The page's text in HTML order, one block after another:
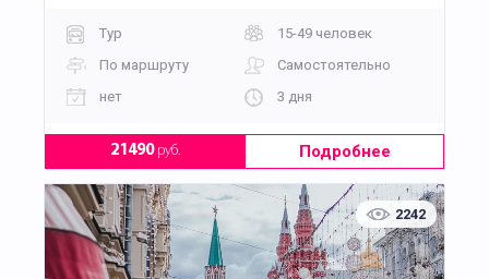
Тур
15-49 человек
По маршруту
Самостоятельно
нет
3 дня
21490руб. Подробнее
2242